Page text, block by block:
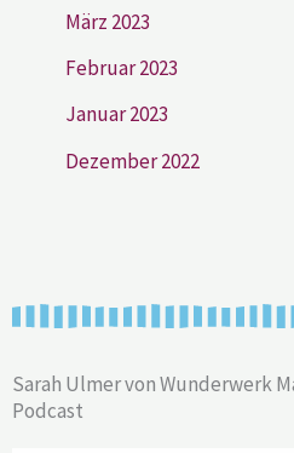
März 2023
Februar 2023
Januar 2023
Dezember 2022
Sarah Ulmer von Wunderwerk
Podcast